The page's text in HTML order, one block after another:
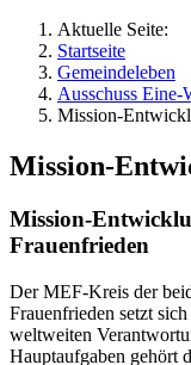
Aktuelle Seite:
Startseite
Gemeindeleben
Ausschuss Eine-
Mission-
Mission-
Mission-
Frauenfrieden
Der MEF-Kreis der
Frauenfrieden setzt
weltweiten
Hauptaufgaben gehört